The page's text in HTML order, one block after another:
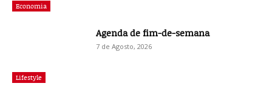
Economia
Lifestyle
Agenda de fim-de-semana
7 de Agosto, 2026